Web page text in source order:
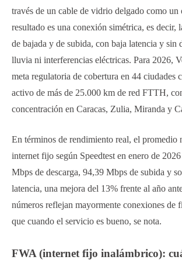
través de un cable de vidrio delgado como un
resultado es una conexión simétrica, es decir,
de bajada y de subida, con baja latencia y sin
lluvia ni interferencias eléctricas. Para 2026,
meta regulatoria de cobertura en 44 ciudades
activo de más de 25.000 km de red FTTH,
concentración en Caracas, Zulia, Miranda y
En términos de rendimiento real, el promedio
internet fijo según Speedtest en enero de
Mbps de descarga, 94,39 Mbps de subida y
latencia, una mejora del 13% frente al año
números reflejan mayormente conexiones de
que cuando el servicio es bueno, se nota.
FWA (internet fijo inalámbrico):